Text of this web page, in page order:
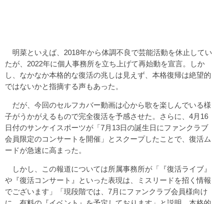
明菜といえば、2018年から体調不良で芸能活動を休止してい
たが、2022年に個人事務所を立ち上げて再始動を宣言。しか
し、なかなか本格的な復活の兆しは見えず、本格復帰は絶望的
ではないかと指摘する声もあった。
だが、今回のセルフカバー動画は心から歌を楽しんでいる様
子がうかがえるもので完全復活を予感させた。さらに、4月16
日付のサンケイスポーツが「7月13日の誕生日にファンクラブ
会員限定のコンサートを開催」とスクープしたことで、復活ム
ードが急速に高まった。
しかし、この報道については所属事務所が「『復活ライブ』
や『復活コンサート』といった表現は、ミスリードを招く情報
でございます」「現段階では、7月にファンクラブ会員様向け